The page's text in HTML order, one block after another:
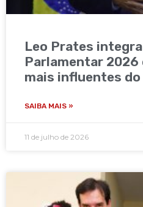
Leo Prates
Parlamentar
mais influentes do
SAIBA MAIS »
11 de julho de 2026